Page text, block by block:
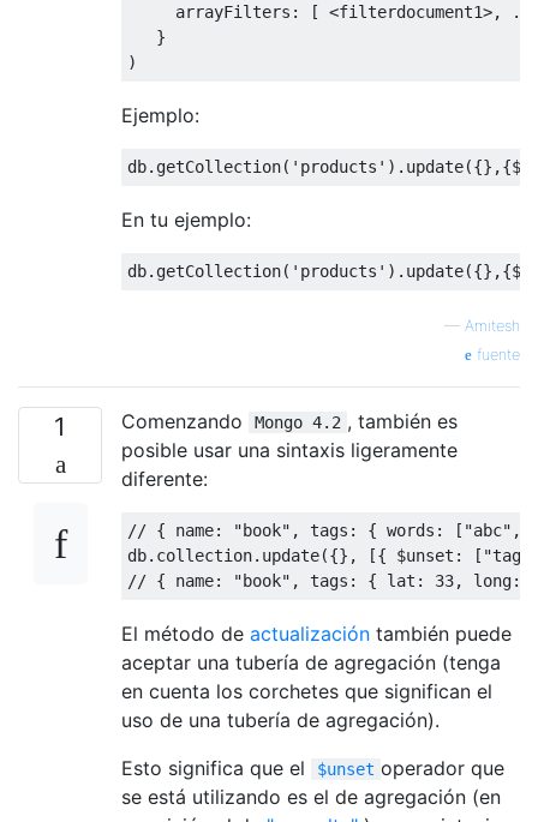
     arrayFilters
: [ <filterdocument1>,
}
)
Ejemplo:
db. getCollection( 'products' ). update({},{
En tu ejemplo:
db. getCollection( 'products' ). update({},{
— Amitesh
fuente
1 Comenzando Mongo 4.2 , también es
posible usar una sintaxis ligeramente
diferente:
// { name: "book", tags: { words:
db. collection. update({}, [{ $unset : [
// { name: "book", tags: { lat: 33, long:
El método de actualización también puede
aceptar una tubería de agregación (tenga
en cuenta los corchetes que significan el
uso de una tubería de agregación).
Esto significa que el
$unset operador que
se está utilizando es el de agregación (en